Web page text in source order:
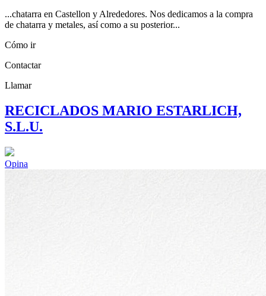
...chatarra en Castellon y Alrededores. Nos dedicamos a la compra
de chatarra y metales, así como a su posterior...
Cómo ir
Contactar
Llamar
RECICLADOS MARIO ESTARLICH,
S.L.U.
Opina